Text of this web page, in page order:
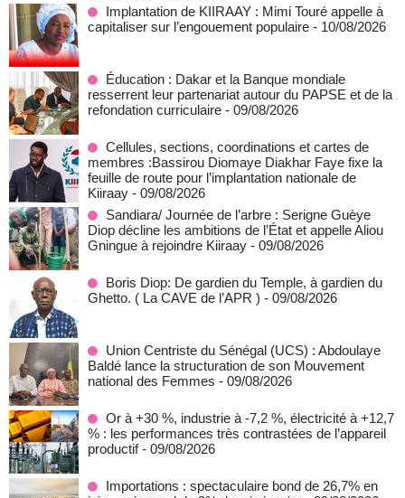
Implantation de KIIRAAY : Mimi Touré appelle à
capitaliser sur l’engouement populaire - 10/08/2026
Éducation : Dakar et la Banque mondiale
resserrent leur partenariat autour du PAPSE et de la
refondation curriculaire - 09/08/2026
Cellules, sections, coordinations et cartes de
membres :Bassirou Diomaye Diakhar Faye fixe la
feuille de route pour l’implantation nationale de
Kiiraay - 09/08/2026
Sandiara/ Journée de l’arbre : Serigne Guèye
Diop décline les ambitions de l’État et appelle Aliou
Gningue à rejoindre Kiiraay - 09/08/2026
Boris Diop: De gardien du Temple, à gardien du
Ghetto. ( La CAVE de l’APR ) - 09/08/2026
Union Centriste du Sénégal (UCS) : Abdoulaye
Baldé lance la structuration de son Mouvement
national des Femmes - 09/08/2026
Or à +30 %, industrie à -7,2 %, électricité à +12,7
% : les performances très contrastées de l’appareil
productif - 09/08/2026
Importations : spectaculaire bond de 26,7% en